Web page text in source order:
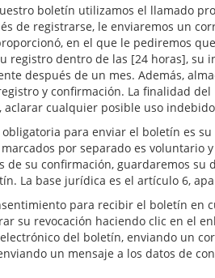
boletín utilizamos el llamado
de registrarse, le enviaremos un
en el que le pediremos
registro dentro de las [24 horas], su
después de un mes. Además,
y confirmación. La finalidad
aclarar cualquier posible uso
para enviar el boletín es
por separado es voluntario
de su confirmación, guardaremos su
La base jurídica es el artículo 6,
para recibir el boletín en
su revocación haciendo clic en el
del boletín, enviando un
un mensaje a los datos de